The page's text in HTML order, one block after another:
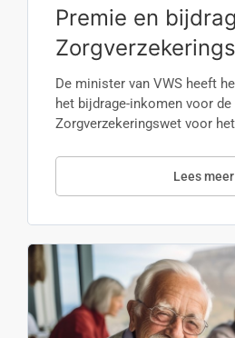
Premie en
De minister van VWS heeft
het bijdrage-inkomen voor de
Zorgverzekeringswet voor
Lees meer